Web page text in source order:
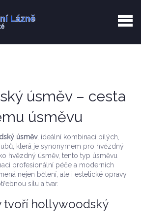
úsměv – cesta
úsměvu
úsměv, ideální kombinaci bílých,
která je synonymem pro hvězdný
hvězdný úsměv, tento typ úsměvu
profesionální péče a moderních
nejen bělení, ale i estetické opravy,
sílu a tvar.
tvoří hollywoodský